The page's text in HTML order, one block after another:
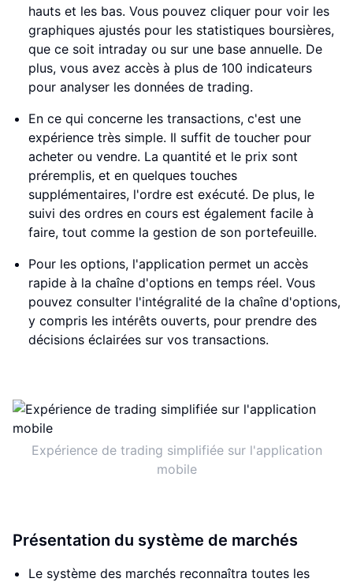
hauts et les bas. Vous pouvez cliquer pour voir les
graphiques ajustés pour les statistiques boursières,
que ce soit intraday ou sur une base annuelle. De
plus, vous avez accès à plus de 100 indicateurs
pour analyser les données de trading.
En ce qui concerne les transactions, c'est une
expérience très simple. Il suffit de toucher pour
acheter ou vendre. La quantité et le prix sont
préremplis, et en quelques touches
supplémentaires, l'ordre est exécuté. De plus, le
suivi des ordres en cours est également facile à
faire, tout comme la gestion de son portefeuille.
Pour les options, l'application permet un accès
rapide à la chaîne d'options en temps réel. Vous
pouvez consulter l'intégralité de la chaîne d'options,
y compris les intérêts ouverts, pour prendre des
décisions éclairées sur vos transactions.
Expérience de trading simplifiée sur l'application
mobile
Présentation du système de marchés
Le système des marchés reconnaîtra toutes les